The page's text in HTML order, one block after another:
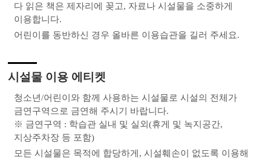
다 읽은 책은 제자리에 꽂고, 자료나 시설물을 소중하게
이용합니다.
어린이를 동반하신 경우 올바른 이용습관을 길러 주세요.
시설물 이용 에티켓
청소년/어린이와 함께 사용하는 시설물로 시설의 전체가
금연구역으로 금연해 주시기 바랍니다.
※ 금연구역 : 학습관 실내 및 실외(휴게 및 녹지공간,
지상주차장 등 포함)
모든 시설물은 목적에 합당하게, 시설훼손이 없도록 이용해